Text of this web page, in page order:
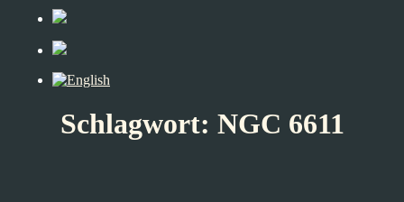
Schlagwort: NGC 6611